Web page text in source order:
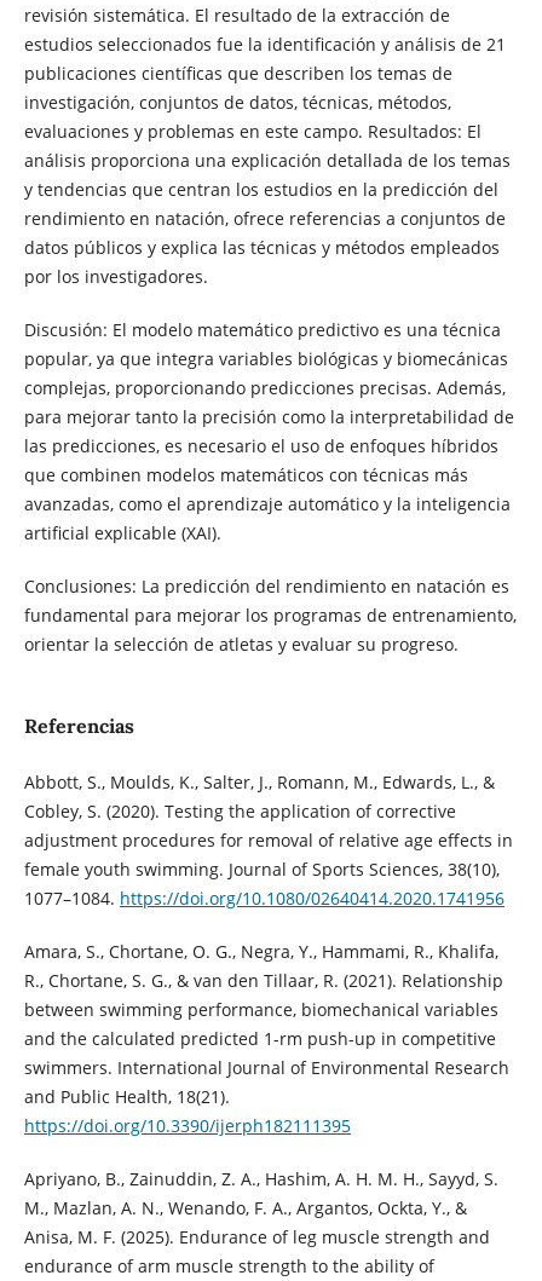
revisión sistemática. El resultado de la extracción de
estudios seleccionados fue la identificación y análisis de 21
publicaciones científicas que describen los temas de
investigación, conjuntos de datos, técnicas, métodos,
evaluaciones y problemas en este campo. Resultados: El
análisis proporciona una explicación detallada de los temas
y tendencias que centran los estudios en la predicción del
rendimiento en natación, ofrece referencias a conjuntos de
datos públicos y explica las técnicas y métodos empleados
por los investigadores.
Discusión: El modelo matemático predictivo es una técnica
popular, ya que integra variables biológicas y biomecánicas
complejas, proporcionando predicciones precisas. Además,
para mejorar tanto la precisión como la interpretabilidad de
las predicciones, es necesario el uso de enfoques híbridos
que combinen modelos matemáticos con técnicas más
avanzadas, como el aprendizaje automático y la inteligencia
artificial explicable (XAI).
Conclusiones: La predicción del rendimiento en natación es
fundamental para mejorar los programas de entrenamiento,
orientar la selección de atletas y evaluar su progreso.
Referencias
Abbott, S., Moulds, K., Salter, J., Romann, M., Edwards, L., &
Cobley, S. (2020). Testing the application of corrective
adjustment procedures for removal of relative age effects in
female youth swimming. Journal of Sports Sciences, 38(10),
1077–1084. https://doi.org/10.1080/02640414.2020.1741956
Amara, S., Chortane, O. G., Negra, Y., Hammami, R., Khalifa,
R., Chortane, S. G., & van den Tillaar, R. (2021). Relationship
between swimming performance, biomechanical variables
and the calculated predicted 1-rm push-up in competitive
swimmers. International Journal of Environmental Research
and Public Health, 18(21).
https://doi.org/10.3390/ijerph182111395
Apriyano, B., Zainuddin, Z. A., Hashim, A. H. M. H., Sayyd, S.
M., Mazlan, A. N., Wenando, F. A., Argantos, Ockta, Y., &
Anisa, M. F. (2025). Endurance of leg muscle strength and
endurance of arm muscle strength to the ability of